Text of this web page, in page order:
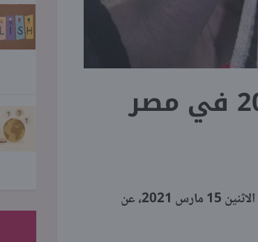
بعد قرار الرئيس عبد الفتاح السيسي، يبحث عدد كبير من كبار السن اليوم الاثنين 15 مارس 2021، عن